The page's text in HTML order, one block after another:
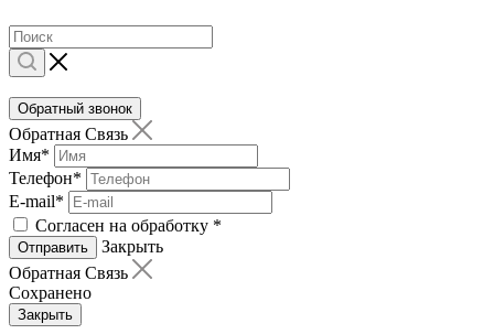
Обратный звонок
Обратная Связь
Имя*
Телефон*
E-mail*
Согласен на обработку *
Отправить
Закрыть
Обратная Связь
Сохранено
Закрыть